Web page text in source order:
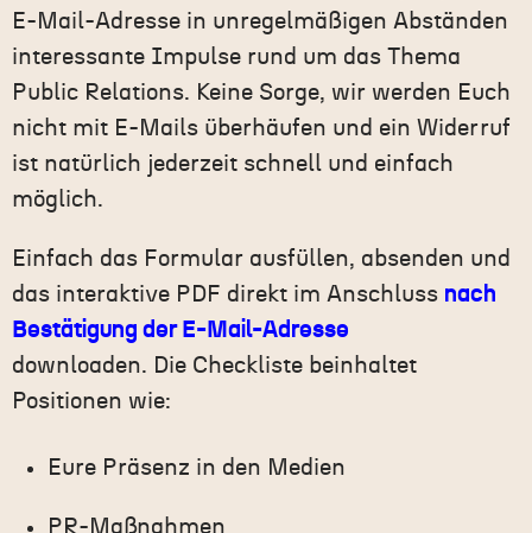
E-Mail-Adresse in unregelmäßigen Abständen
interessante Impulse rund um das Thema
Public Relations. Keine Sorge, wir werden Euch
nicht mit E-Mails überhäufen und ein Widerruf
ist natürlich jederzeit schnell und einfach
möglich.
Einfach das Formular ausfüllen, absenden und
das interaktive PDF direkt im Anschluss nach
Bestätigung der E-Mail-Adresse
downloaden. Die Checkliste beinhaltet
Positionen wie:
Eure Präsenz in den Medien
PR-Maßnahmen